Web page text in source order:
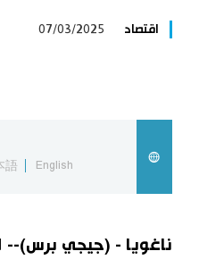
اقتصاد 07/03/2025
English
語
ناغويا - (جيجي برس)--